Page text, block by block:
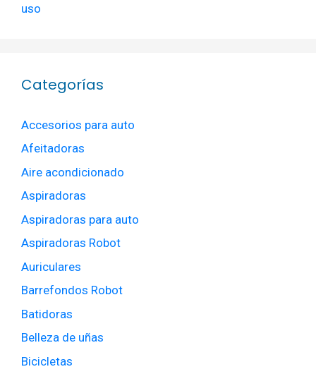
uso
Categorías
Accesorios para auto
Afeitadoras
Aire acondicionado
Aspiradoras
Aspiradoras para auto
Aspiradoras Robot
Auriculares
Barrefondos Robot
Batidoras
Belleza de uñas
Bicicletas